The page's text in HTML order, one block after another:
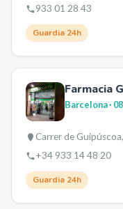
933 01 28 43
Guardia 24h
Farmacia
Barcelona·
Carrer de
+34 933 14 48 20
Guardia 24h